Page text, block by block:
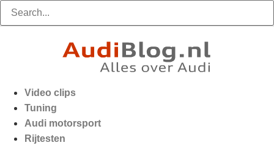
Video clips
Tuning
Audi motorsport
Rijtesten